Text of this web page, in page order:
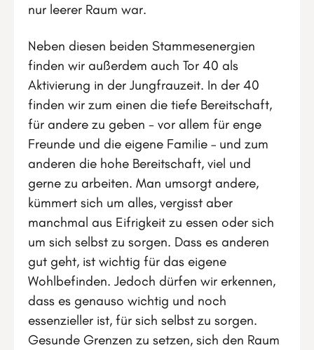
nur leerer Raum war.
Neben diesen beiden Stammesenergien
finden wir außerdem auch Tor 40 als
Aktivierung in der Jungfrauzeit. In der 40
finden wir zum einen die tiefe Bereitschaft,
für andere zu geben - vor allem für enge
Freunde und die eigene Familie – und zum
anderen die hohe Bereitschaft, viel und
gerne zu arbeiten. Man umsorgt andere,
kümmert sich um alles, vergisst aber
manchmal aus Eifrigkeit zu essen oder sich
um sich selbst zu sorgen. Dass es anderen
gut geht, ist wichtig für das eigene
Wohlbefinden. Jedoch dürfen wir erkennen,
dass es genauso wichtig und noch
essenzieller ist, für sich selbst zu sorgen.
Gesunde Grenzen zu setzen, sich den Raum